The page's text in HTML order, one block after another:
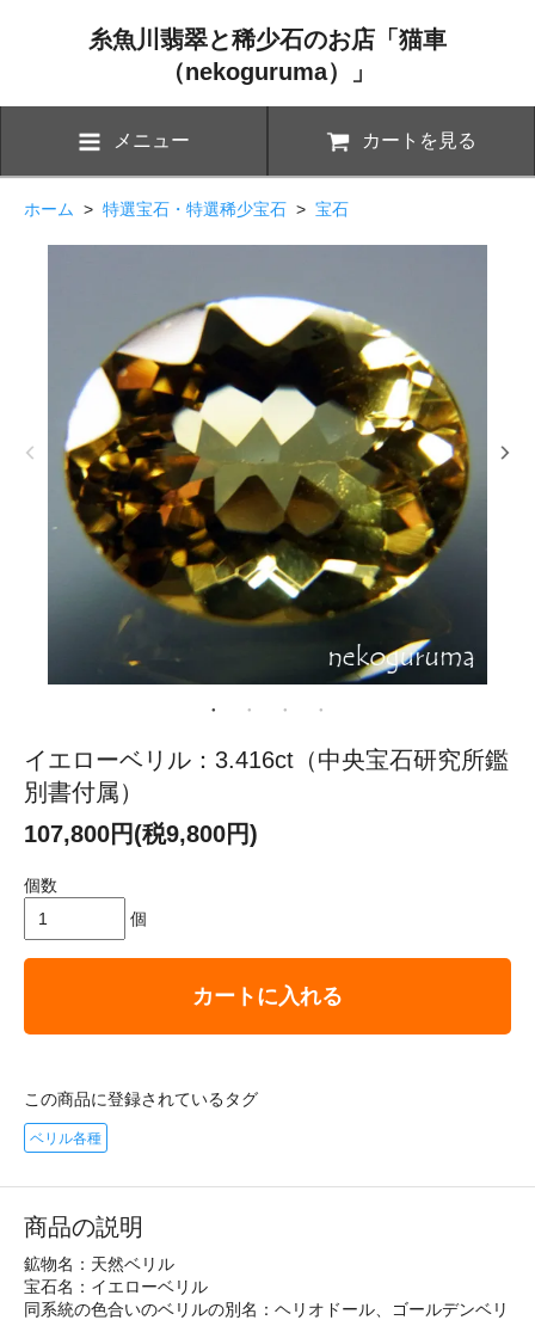
糸魚川翡翠と稀少石のお店「猫車
（nekoguruma）」
メニュー カートを見る
ホーム > 特選宝石・特選稀少宝石 > 宝石
イエローベリル：3.416ct（中央宝石研究所鑑
別書付属）
107,800円(税9,800円)
個数
個
カートに入れる
この商品に登録されているタグ
ベリル各種
商品の説明
鉱物名：天然ベリル
宝石名：イエローベリル
同系統の色合いのベリルの別名：ヘリオドール、ゴールデンベリ